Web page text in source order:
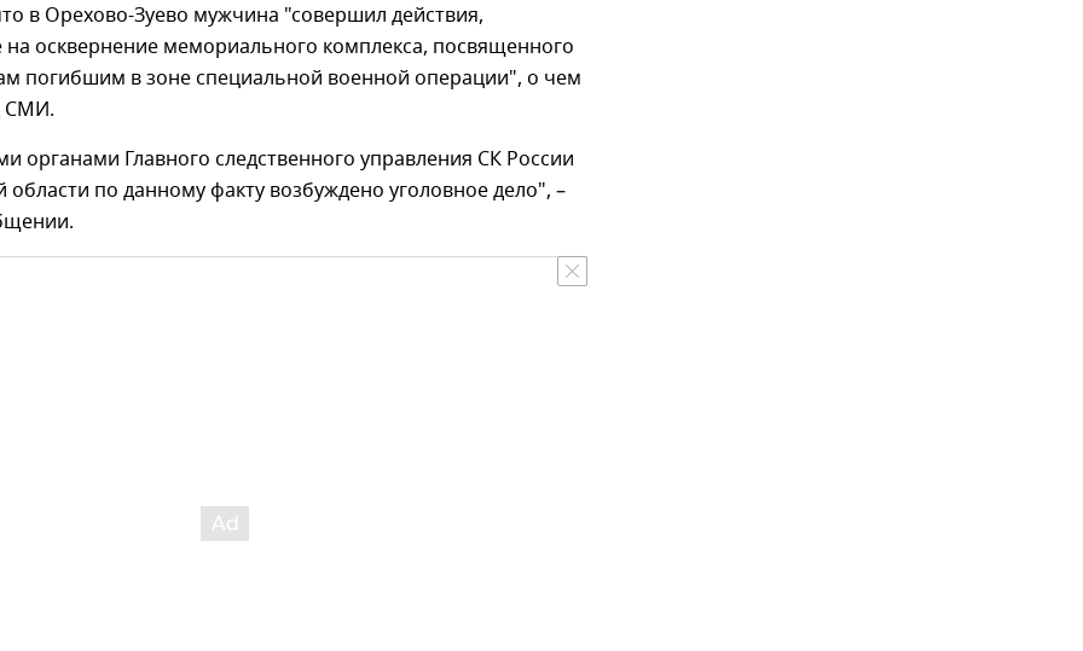
в Орехово-Зуево мужчина "совершил действия,
осквернение мемориального комплекса, посвященного
погибшим в зоне специальной военной операции", о чем
СМИ.
органами Главного следственного управления СК России
области по данному факту возбуждено уголовное дело", –